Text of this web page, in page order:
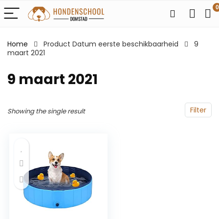
0
Home Product Datum eerste beschikbaarheid
9
maart 2021
9 maart 2021
Filter
Showing the single result